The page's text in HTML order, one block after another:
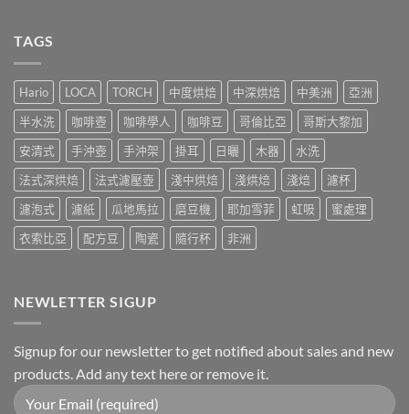
TAGS
Hario LOCA TORCH 中度烘焙 中深烘焙 中美洲
亞洲
半水洗
咖啡壺 咖啡學人 咖啡豆 哥倫比亞
哥斯大黎加
安清式
手沖壺 手沖架 掛耳 日曬 木器
水洗
法式深烘焙
法式濾壓壺 淺中烘焙 淺烘焙 淺焙
濾杯
濾泡式
濾紙 瓜地馬拉 磨豆機 耶加雪菲 虹吸
蜜處理
衣索比亞
配方豆 陶瓷 隨行杯 非洲
NEWLETTER SIGUP
Signup for our newsletter to get notified about sales and new
products. Add any text here or remove it.